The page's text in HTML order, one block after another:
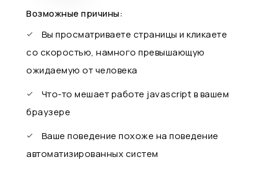
Возможные причины:
Вы просматриваете страницы и кликаете
со скоростью, намного превышающую
ожидаемую от человека
Что-то мешает работе javascript в вашем
браузере
Ваше поведение похоже на поведение
автоматизированных систем